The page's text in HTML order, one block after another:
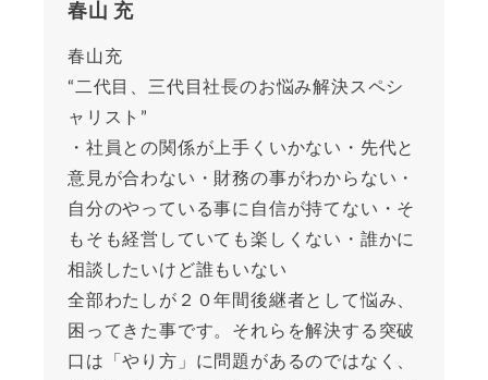
春山 充
春山充
“二代目、三代目社長のお悩み解決スペシ
ャリスト”
・社員との関係が上手くいかない・先代と
意見が合わない・財務の事がわからない・
自分のやっている事に自信が持てない・そ
もそも経営していても楽しくない・誰かに
相談したいけど誰もいない
全部わたしが２０年間後継者として悩み、
困ってきた事です。それらを解決する突破
口は「やり方」に問題があるのではなく、